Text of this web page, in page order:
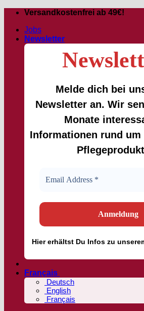
Passer
contenu
Versandkostenfrei ab 49€!
Jobs
Newsletter
Melde dich bei
Newsletter an. Wir
Monate
Informationen rund um
Hiererhältst Du Infos zu
Français
Deutsch
English
Français